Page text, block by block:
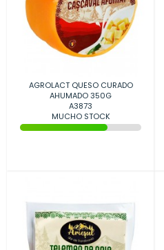
AGROLACT QUESO CURADO
AHUMADO 350G
A3873
MUCHO STOCK